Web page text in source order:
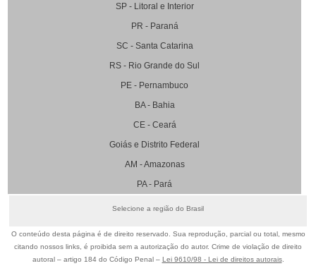
SP - Litoral e Interior
PR - Paraná
SC - Santa Catarina
RS - Rio Grande do Sul
PE - Pernambuco
BA - Bahia
CE - Ceará
Goiás e Distrito Federal
AM - Amazonas
PA - Pará
Selecione a região do Brasil
O conteúdo desta página é de direito reservado. Sua reprodução, parcial ou total, mesmo
citando nossos links, é proibida sem a autorização do autor. Crime de violação de direito
autoral – artigo 184 do Código Penal – Lei 9610/98 - Lei de direitos autorais.